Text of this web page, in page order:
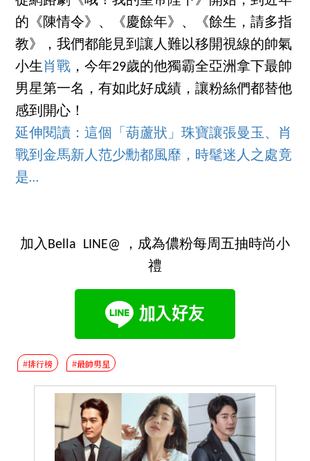
的《陳情令》、《慶餘年》、《餘生，請多指
教》，我們都能見到讓人難以移開視線的帥氣
小生肖戰 ，今年29歲的他獨霸全亞洲拿下最帥
男星第一名，有如此好成績，讓粉絲們都替他
感到開心！
延伸閱讀：這個「葫蘆狀」珠寶讓張曼玉、肖
戰到金馬新人范少勳都風靡，時髦迷人之處竟
是…
加入Bella LINE@ ，成為儂粉每周五抽時尚小
禮
#排行榜 #最帥男星